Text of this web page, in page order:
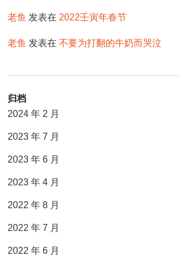
老鱼 发表在 2022壬寅年春节
老鱼 发表在不要为打翻的牛奶而哭泣
归档
2024 年 2 月
2023 年 7 月
2023 年 6 月
2023 年 4 月
2022 年 8 月
2022 年 7 月
2022 年 6 月